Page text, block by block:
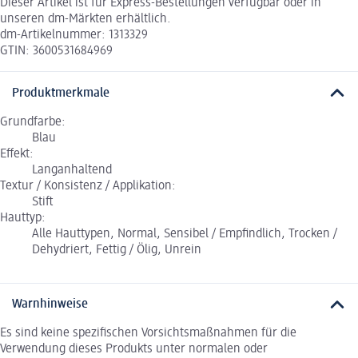
Dieser Artikel ist für Express-Bestellungen verfügbar oder in
unseren dm-Märkten erhältlich.
dm-Artikelnummer: 1313329
GTIN: 3600531684969
Produktmerkmale
Grundfarbe:
Blau
Effekt:
Langanhaltend
Textur / Konsistenz / Applikation:
Stift
Hauttyp:
Alle Hauttypen, Normal, Sensibel / Empfindlich, Trocken /
Dehydriert, Fettig / Ölig, Unrein
Warnhinweise
Es sind keine spezifischen Vorsichtsmaßnahmen für die
Verwendung dieses Produkts unter normalen oder